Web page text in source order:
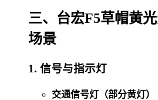
三、台宏F5草帽黄
场景
1. 信号与指示灯
交通信号灯（部分黄灯）